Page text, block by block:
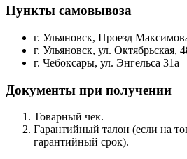
Пункты самовывоза
г. Ульяновск, Проезд
г. Ульяновск, ул. Октябрьская,
г. Чебоксары, ул. Энгельса 31а
Документы при получении
Товарный чек.
Гарантийный талон (если на
гарантийный срок).